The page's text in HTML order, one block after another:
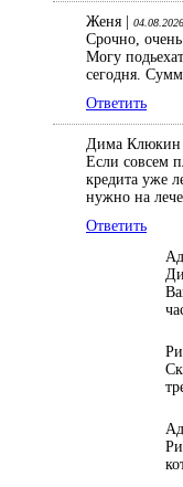
Женя | 04.08.2026
Срочно,
Могу
сегодня.
Ответить
Дима Клюкин
Если совсем
кредита уже
нужно на
Ответить